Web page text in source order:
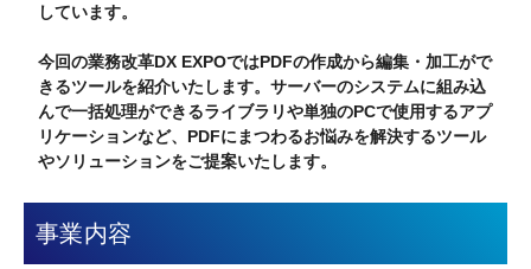
しています。
今回の業務改革DX EXPOではPDFの作成から編集・加工がで
きるツールを紹介いたします。サーバーのシステムに組み込
んで一括処理ができるライブラリや単独のPCで使用するアプ
リケーションなど、PDFにまつわるお悩みを解決するツール
やソリューションをご提案いたします。
事業内容